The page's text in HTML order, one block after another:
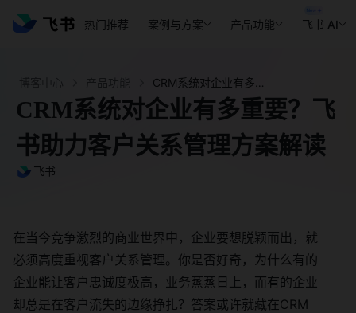
热门推荐 案例与方案 产品功能 飞书 AI
CRM系统对企业有多重要？飞
书助力客户关系管理方案解读
飞书
在当今竞争激烈的商业世界中，企业要想脱颖而出，就
必须高度重视客户关系管理。你是否好奇，为什么有的
企业能让客户忠诚度极高，业务蒸蒸日上，而有的企业
却总是在客户流失的边缘挣扎？答案或许就藏在CRM